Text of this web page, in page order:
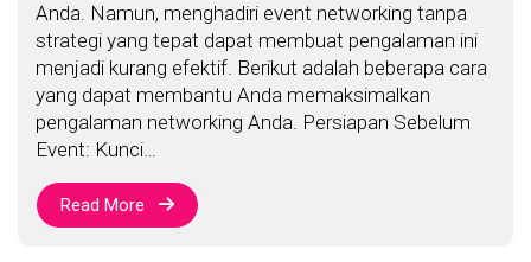
Anda. Namun, menghadiri event networking tanpa
strategi yang tepat dapat membuat pengalaman ini
menjadi kurang efektif. Berikut adalah beberapa cara
yang dapat membantu Anda memaksimalkan
pengalaman networking Anda. Persiapan Sebelum
Event: Kunci…
Read More